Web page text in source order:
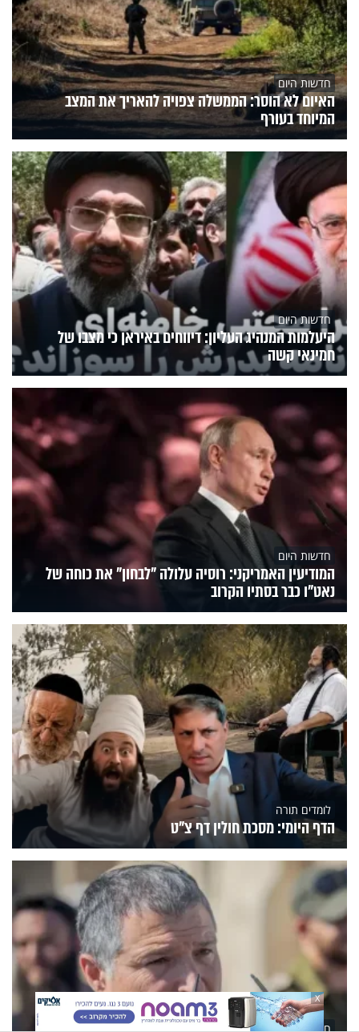
חדשות היום
האיום לא הוסר: הממשלה צפויה להאריך את המצב
המיוחד בעורף
חדשות היום
היעלמות המנהיג העליון: דיווחים באיראן כי מצבו של
חמינאי קשה
חדשות היום
המודיעין האמריקני: רוסיה עלולה "לבחון" את כוחה של
נאט"ו כבר בסתיו הקרוב
לומדים תורה
הדף היומי: מסכת חולין דף צ"ט
חדשות היום
X